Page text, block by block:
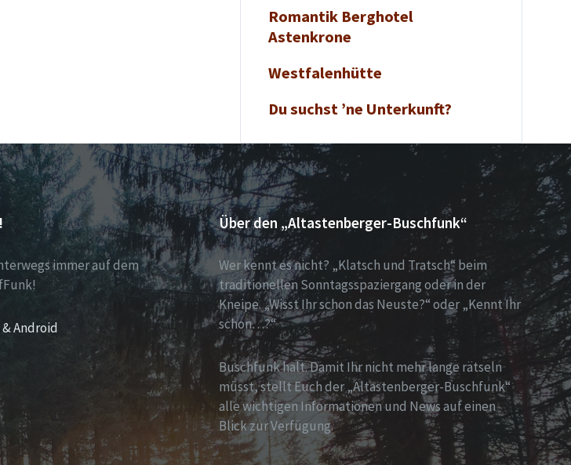
Romantik Berghotel
Astenkrone
Westfalenhütte
Du suchst ’ne Unterkunft?
immer auf dem
Android
Über den „Altastenberger-Buschfunk“
Wer kennt es nicht? „Klatsch und Tratsch“ beim
traditionellen Sonntagsspaziergang oder in der
Kneipe. „Wisst Ihr schon das Neuste?“ oder „Kennt Ihr
schon…?“
Buschfunk halt. Damit Ihr nicht mehr lange rätseln
müsst, stellt Euch der „Altastenberger-Buschfunk“
alle wichtigen Informationen und News auf einen
Blick zur Verfügung.